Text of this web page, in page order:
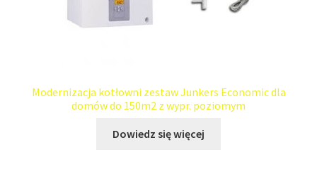
Modernizacja kotłowni zestaw Junkers Economic dla
domów do 150m2 z wypr. poziomym
Dowiedz się więcej